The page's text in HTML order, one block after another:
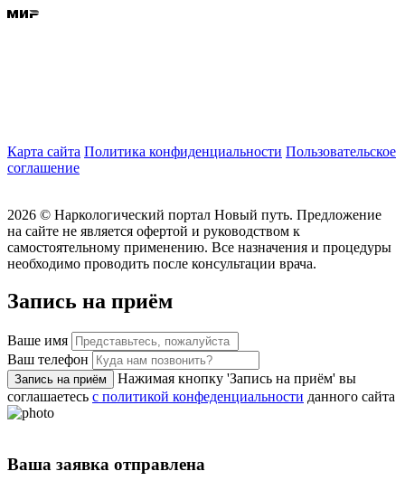
Карта сайта Политика конфиденциальности Пользовательское
соглашение
2026 © Наркологический портал Новый путь. Предложение
на сайте не является офертой и руководством к
самостоятельному применению. Все назначения и процедуры
необходимо проводить после консультации врача.
Запись на приём
Ваше имя
Ваш телефон
Запись на приём
Нажимая кнопку 'Запись на приём' вы
соглашаетесь с политикой конфеденциальности данного сайта
Ваша заявка отправлена